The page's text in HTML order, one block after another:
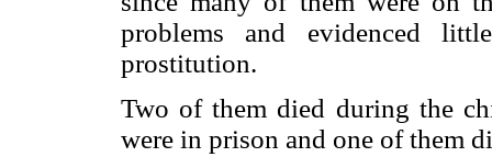
problems and evidenced
prostitution.
Two of them died during the
were in prison and one of them